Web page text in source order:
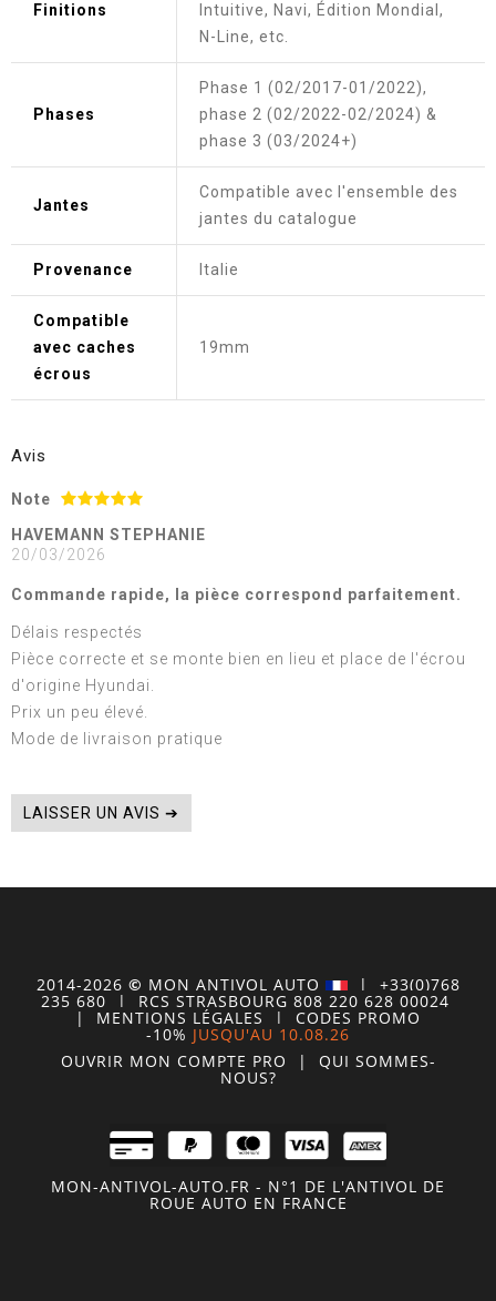
Finitions
Intuitive, Navi, Édition Mondial,
N-Line, etc.
Phases
Phase 1 (02/2017-01/2022),
phase 2 (02/2022-02/2024) &
phase 3 (03/2024+)
Jantes
Compatible avec l'ensemble des
jantes du catalogue
Provenance Italie
Compatible
avec caches
écrous
19mm
Avis
Note
HAVEMANN STEPHANIE
20/03/2026
Commande rapide, la pièce correspond parfaitement.
Délais respectés
Pièce correcte et se monte bien en lieu et place de l'écrou
d'origine Hyundai.
Prix un peu élevé.
Mode de livraison pratique
LAISSER UN AVIS ➔
2014-2026 © MON ANTIVOL AUTO | +33(0)768
235 680 | RCS STRASBOURG 808 220 628 00024
| MENTIONS LÉGALES | CODES PROMO
-10% JUSQU'AU 10.08.26
OUVRIR MON COMPTE PRO | QUI SOMMES-
NOUS?
MON-ANTIVOL-AUTO.FR - N°1 DE L'ANTIVOL DE
ROUE AUTO EN FRANCE